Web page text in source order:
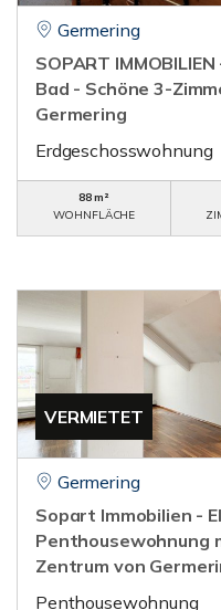
Germering
SOPART
Bad - Schöne 3-
Germering
Erdgeschosswohnung
88 m²
WOHNFLÄCHE
VERMIETET
Germering
Sopart Immobilien -
Penthousewohnung
Zentrum von
Penthousewohnung